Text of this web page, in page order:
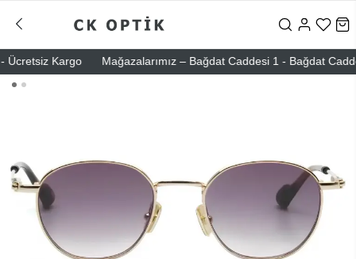
Kargo Mağazalarımız – Bağdat Caddesi 1 - Bağdat